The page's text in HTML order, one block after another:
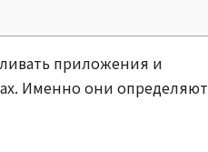
приложения и
Именно они определяют